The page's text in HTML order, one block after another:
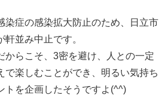
染症の感染拡大防止のため、日立市
軒並み中止です。
からこそ、3密を避け、人との一定
で楽しむことができ、明るい気持ち
トを企画したそうですよ(^^)